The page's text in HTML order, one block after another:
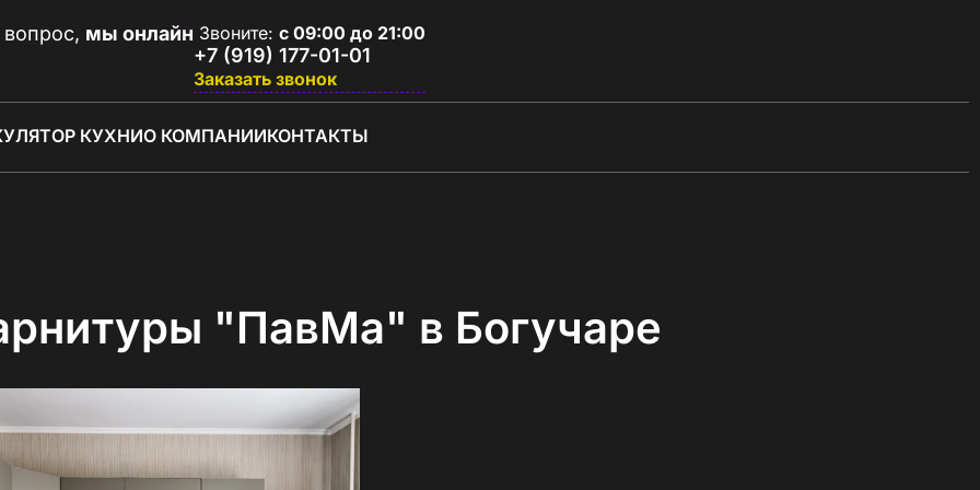
вопрос, мы онлайн Звоните: с 09:00 до 21:00
+7 (919) 177-01-01
Заказать звонок
КУХНИО КОМПАНИИКОНТАКТЫ
"ПавМа" в Богучаре